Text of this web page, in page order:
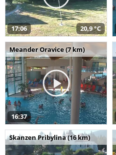
17:06 20,9 °C
Meander Oravice (7 km)
16:37
Skanzen Pribylina (16 km)